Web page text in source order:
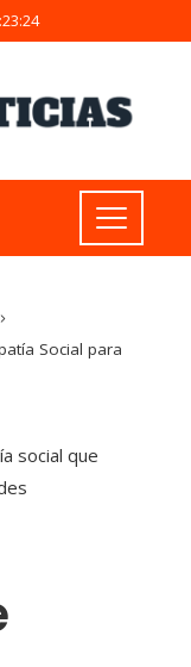
Social para